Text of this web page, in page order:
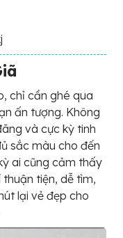
chỉ cần ghé qua
ấn tượng. Không
và cực kỳ tinh
sắc màu cho đến
ai cũng cảm thấy
tiện, dễ tìm,
lại vẻ đẹp cho